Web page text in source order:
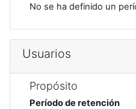
No se ha definido un
Usuarios
Propósito
Período de retención